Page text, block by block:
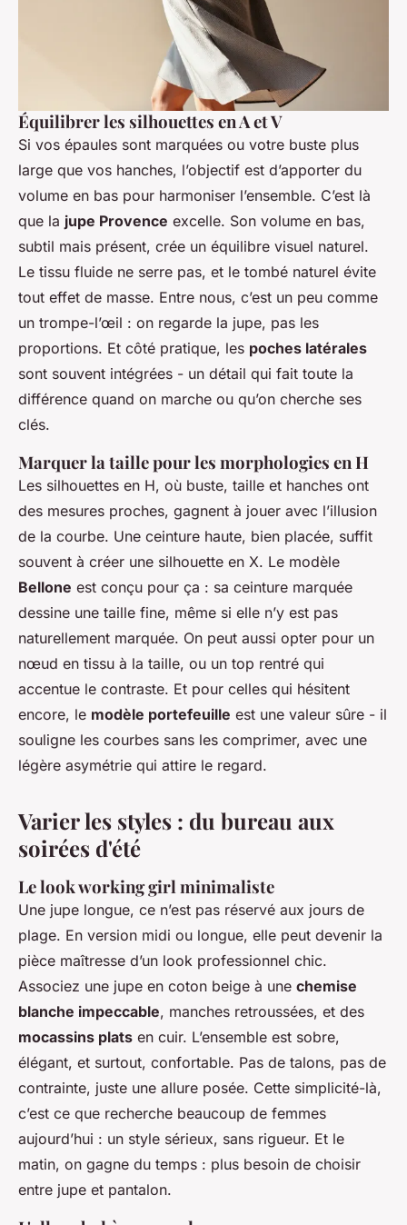
Équilibrer les silhouettes en A et V
Si vos épaules sont marquées ou votre buste plus
large que vos hanches, l’objectif est d’apporter du
volume en bas pour harmoniser l’ensemble. C’est là
que la jupe Provence excelle. Son volume en bas,
subtil mais présent, crée un équilibre visuel naturel.
Le tissu fluide ne serre pas, et le tombé naturel évite
tout effet de masse. Entre nous, c’est un peu comme
un trompe-l’œil : on regarde la jupe, pas les
proportions. Et côté pratique, les poches latérales
sont souvent intégrées - un détail qui fait toute la
différence quand on marche ou qu’on cherche ses
clés.
Marquer la taille pour les morphologies en H
Les silhouettes en H, où buste, taille et hanches ont
des mesures proches, gagnent à jouer avec l’illusion
de la courbe. Une ceinture haute, bien placée, suffit
souvent à créer une silhouette en X. Le modèle
Bellone est conçu pour ça : sa ceinture marquée
dessine une taille fine, même si elle n’y est pas
naturellement marquée. On peut aussi opter pour un
nœud en tissu à la taille, ou un top rentré qui
accentue le contraste. Et pour celles qui hésitent
encore, le modèle portefeuille est une valeur sûre - il
souligne les courbes sans les comprimer, avec une
légère asymétrie qui attire le regard.
Varier les styles : du bureau aux
soirées d'été
Le look working girl minimaliste
Une jupe longue, ce n’est pas réservé aux jours de
plage. En version midi ou longue, elle peut devenir la
pièce maîtresse d’un look professionnel chic.
Associez une jupe en coton beige à une chemise
blanche impeccable, manches retroussées, et des
mocassins plats en cuir. L’ensemble est sobre,
élégant, et surtout, confortable. Pas de talons, pas de
contrainte, juste une allure posée. Cette simplicité-là,
c’est ce que recherche beaucoup de femmes
aujourd’hui : un style sérieux, sans rigueur. Et le
matin, on gagne du temps : plus besoin de choisir
entre jupe et pantalon.